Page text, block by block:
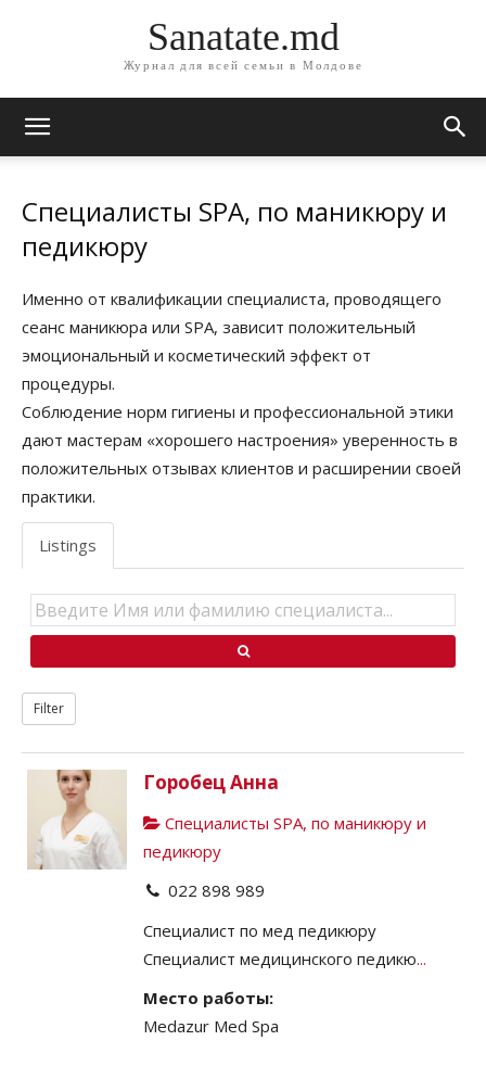
Sanatate.md
Журнал для всей семьи в Молдове
Специалисты SPA, по маникюру и
педикюру
Именно от квалификации специалиста, проводящего
сеанс маникюра или SPA, зависит положительный
эмоциональный и косметический эффект от
процедуры.
Соблюдение норм гигиены и профессиональной этики
дают мастерам «хорошего настроения» уверенность в
положительных отзывах клиентов и расширении своей
практики.
Listings
Filter
Горобец Анна
Специалисты SPA, по маникюру и
педикюру
022 898 989
Специалист по мед педикюру
Специалист медицинского педикю...
Место работы:
Medazur Med Spa